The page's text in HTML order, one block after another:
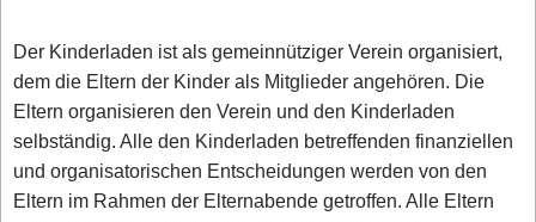
Der Kinderladen ist als gemeinnütziger Verein organisiert,
dem die Eltern der Kinder als Mitglieder angehören. Die
Eltern organisieren den Verein und den Kinderladen
selbständig. Alle den Kinderladen betreffenden finanziellen
und organisatorischen Entscheidungen werden von den
Eltern im Rahmen der Elternabende getroffen. Alle Eltern